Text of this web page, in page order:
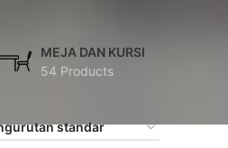
MEJA DAN KURSI
54 Products